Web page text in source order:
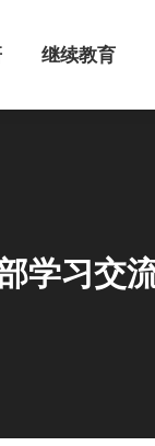
继续教育
学习交